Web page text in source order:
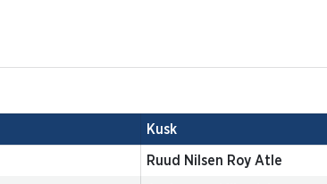
Horpestad Tom
Kusk
Ruud Nilsen Roy Atle